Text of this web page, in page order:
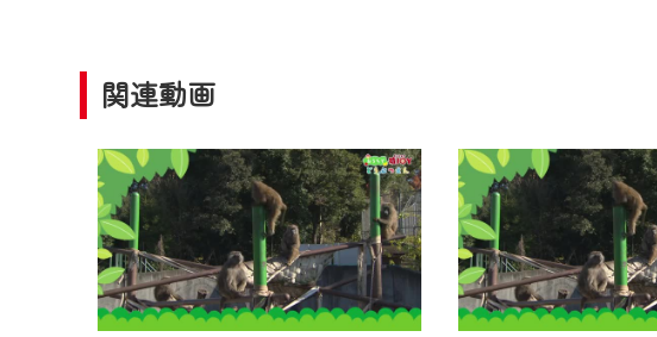
関連動画